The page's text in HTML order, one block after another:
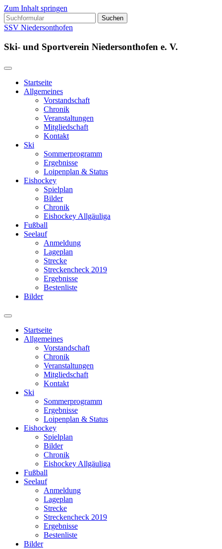
Zum Inhalt springen
Suchen
nach:
SSV Niedersonthofen
Ski- und Sportverein Niedersonthofen e. V.
Startseite
Allgemeines
Vorstandschaft
Chronik
Veranstaltungen
Mitgliedschaft
Kontakt
Ski
Sommerprogramm
Ergebnisse
Loipenplan & Status
Eishockey
Spielplan
Bilder
Chronik
Eishockey Allgäuliga
Fußball
Seelauf
Anmeldung
Lageplan
Strecke
Streckencheck 2019
Ergebnisse
Bestenliste
Bilder
Suchfeld
ein-/ausblenden
Startseite
Allgemeines
Vorstandschaft
Chronik
Veranstaltungen
Mitgliedschaft
Kontakt
Ski
Sommerprogramm
Ergebnisse
Loipenplan & Status
Eishockey
Spielplan
Bilder
Chronik
Eishockey Allgäuliga
Fußball
Seelauf
Anmeldung
Lageplan
Strecke
Streckencheck 2019
Ergebnisse
Bestenliste
Bilder